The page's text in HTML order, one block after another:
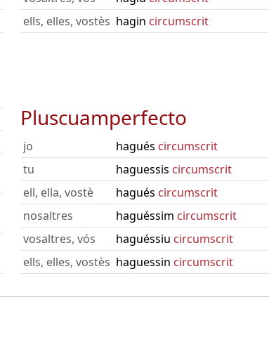
ells, elles, vostès hagin circumscrit
Pluscuamperfecto
jo hagués circumscrit
tu
haguessis circumscrit
ell, ella, vostè
hagués circumscrit
nosaltres
haguéssim circumscrit
vosaltres, vós
haguéssiu circumscrit
ells, elles, vostès haguessin circumscrit